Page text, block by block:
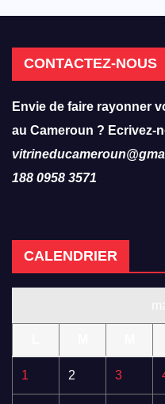
CONTACTEZ-NOUS
Envie de faire rayonner
au Cameroun ? Ecrivez-
188 0958 3571
CALENDRIER
1 2 3